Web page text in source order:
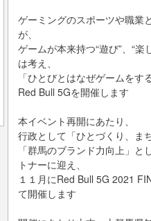
ゲーミングのスポーツや職業
が、
ゲームが本来持つ“遊び”、“
は考え、
「ひとびとはなぜゲームを
Red Bull 5Gを開催します
本イベント再開にあたり、
行政として「ひとづくり、ま
「群馬のブランド力向上」
トナーに迎え、
１１月にRed Bull 5G 2021
て開催します